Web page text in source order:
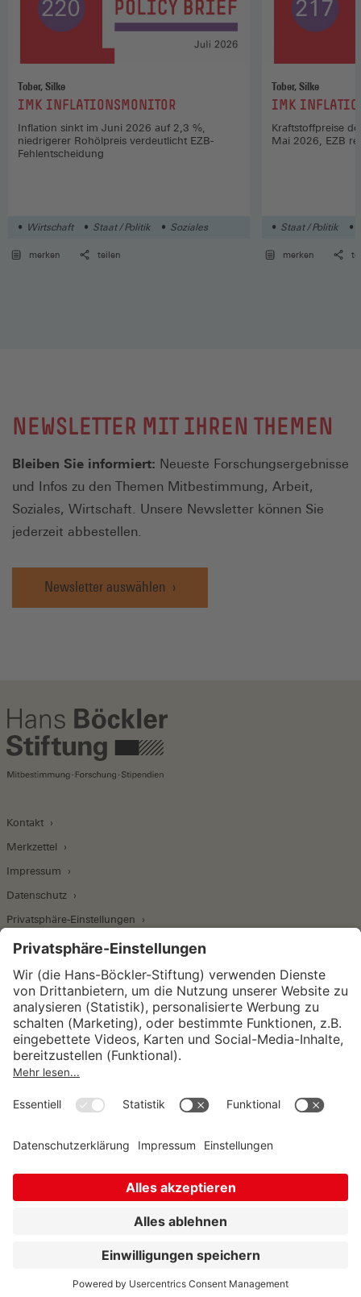
Tober, Silke
:IMK INFLATIONSMONITOR
Inflation sinkt im Juni 2026 auf 2,3 %,
niedrigerer Rohölpreis verdeutlicht EZB-
Fehlentscheidung
Wirtschaft Staat / Politik Soziales
merken teilen
Tober, Silke
:IMK
Kraftstoffpreise
Mai 2026, EZB
Staat / Politik
merken
NEWSLETTER MIT IHREN THEMEN
Bleiben Sie informiert: Neueste Forschungsergebnisse
und Infos zu den Themen Mitbestimmung, Arbeit,
Soziales, Wirtschaft. Unsere Newsletter können Sie
jederzeit abbestellen.
Newsletter auswählen
Kontakt
Merkzettel
Impressum
Datenschutz
Privatsphäre-Einstellungen
Wirtschafts- und Sozialwissenschaftliches Institut
Institut für Makroökonomie und
Konjunkturforschung
Unternehmensführung
Sozialrecht
© Hans-Böckler-Stiftung 2026